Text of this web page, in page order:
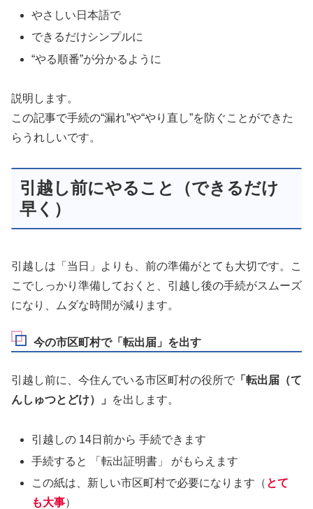
やさしい日本語で
できるだけシンプルに
“やる順番”が分かるように
説明します。
この記事で手続の“漏れ”や“やり直し”を防ぐことができた
らうれしいです。
引越し前にやること（できるだけ
早く）
引越しは「当日」よりも、前の準備がとても大切です。こ
こでしっかり準備しておくと、引越し後の手続がスムーズ
になり、ムダな時間が減ります。
今の市区町村で「転出届」を出す
引越し前に、今住んでいる市区町村の役所で 「転出届（て
んしゅつとどけ）」
を出します。
引越しの 14日前から 手続できます
手続すると 「転出証明書」 がもらえます
この紙は、新しい市区町村で必要になります（ とて
も大事）